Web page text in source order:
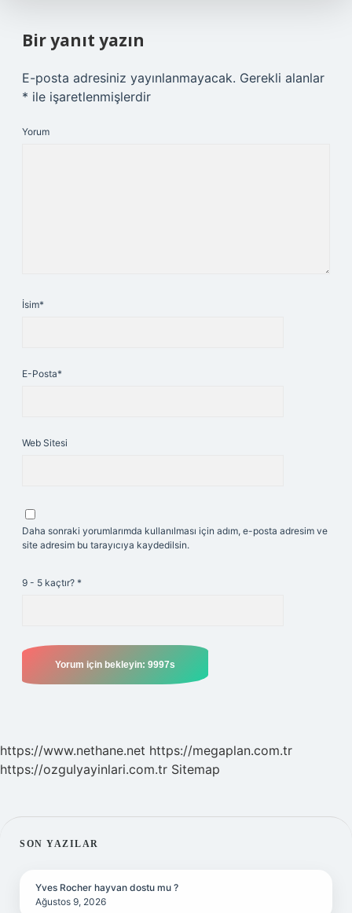
Bir yanıt yazın
E-posta adresiniz yayınlanmayacak. Gerekli alanlar
* ile işaretlenmişlerdir
Yorum
İsim*
E-Posta*
Web Sitesi
Daha sonraki yorumlarımda kullanılması için adım, e-posta adresim ve
site adresim bu tarayıcıya kaydedilsin.
9 - 5 kaçtır? *
https://www.nethane.net https://megaplan.com.tr
https://ozgulyayinlari.com.tr Sitemap
SIDEBAR
SON YAZILAR
Yves Rocher hayvan dostu mu ?
Ağustos 9, 2026